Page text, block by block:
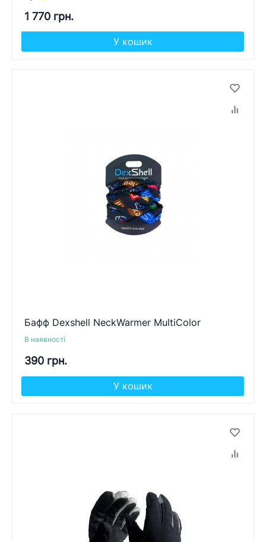
1 770 грн.
У кошик
Бафф Dexshell NeckWarmer MultiColor
В наявності
390 грн.
У кошик